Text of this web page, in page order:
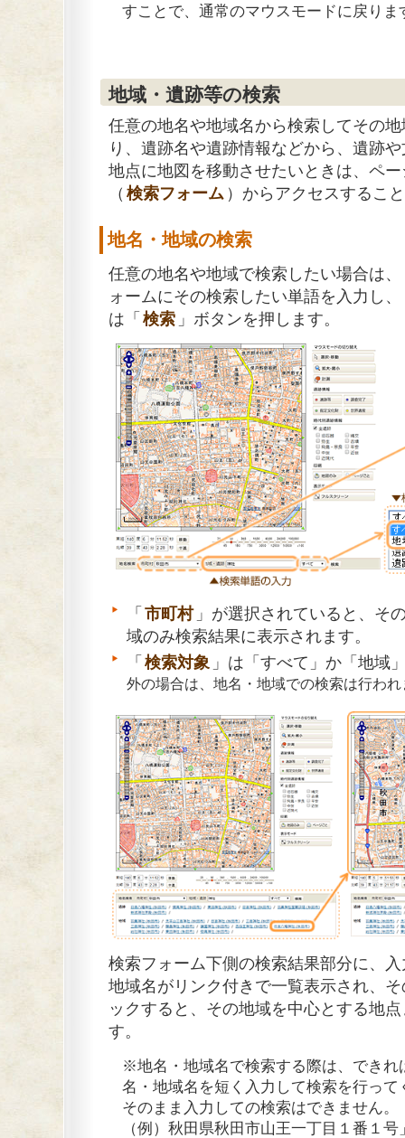
すことで、通常のマウスモードに戻りま
地域・遺跡等の検索
任意の地名や地域名から検索してその
り、遺跡名や遺跡情報などから、遺跡
地点に地図を移動させたいときは、ペ
（ 検索フォーム ）からアクセスするこ
地名・地域の検索
任意の地名や地域で検索したい場合は、
ォームにその検索したい単語を入力し、
は「 検索 」ボタンを押します。
「 市町村 」が選択されていると、そ
域のみ検索結果に表示されます。
「 検索対象 」は「すべて」か「地域
外の場合は、地名・地域での検索は行わ
検索フォーム下側の検索結果部分に、
地域名がリンク付きで一覧表示され、
ックすると、その地域を中心とする地
す。
※地名・地域名で検索する際は、できれ
名・地域名を短く入力して検索を行っ
そのまま入力しての検索はできません。
（例）秋田県秋田市山王一丁目１番１